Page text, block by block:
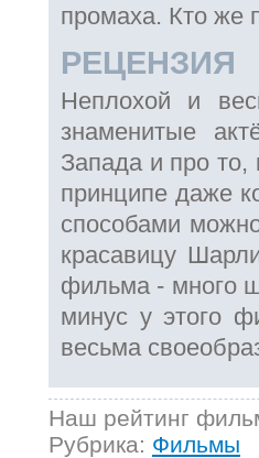
промаха. Кто же
РЕЦЕНЗИЯ
Неплохой и
знаменитые
Запада и про
принципе даже
способами
красавицу
фильма - много
минус у этого
весьма
Наш рейтинг
Рубрика: Фильмы